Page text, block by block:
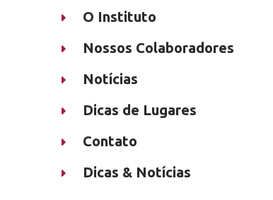
O Instituto
Nossos Colaboradores
Notícias
Dicas de Lugares
Contato
Dicas & Notícias